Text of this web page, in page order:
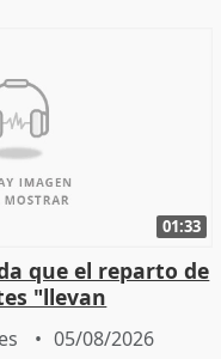
01:33
que el reparto de
"llevan
central
05/08/2026